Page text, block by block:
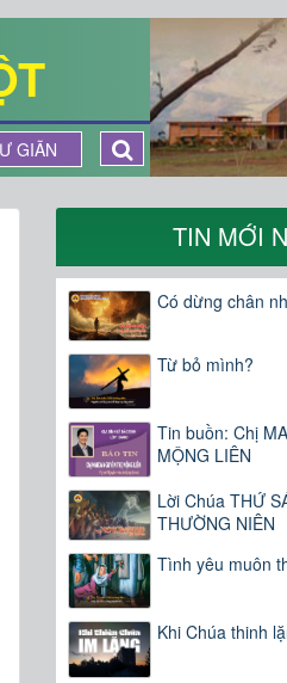
GIÃN
TIN MỚI
Có dừng chân
Từ bỏ mình?
Tin buồn: Chị
MỘNG LIÊN
Lời Chúa THỨ
THƯỜNG NIÊN
Tình yêu muôn
Khi Chúa thinh